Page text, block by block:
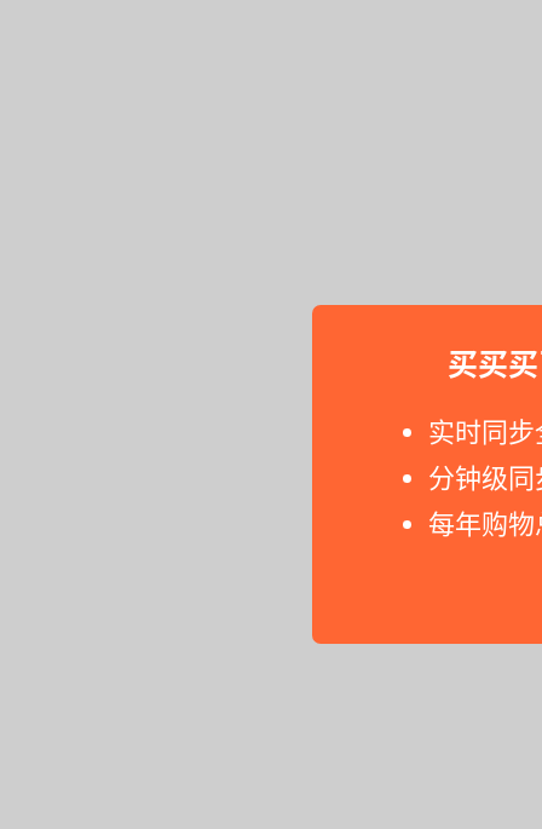
买买
实时同
分钟级
每年购